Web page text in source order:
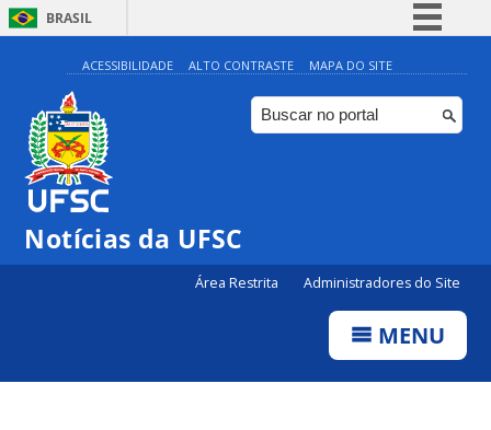
BRASIL
Simplifique!
Comunica BR
Participe
ACESSIBILIDADE ALTO CONTRASTE MAPA DO SITE
Notícias da UFSC
Área Restrita Administradores do Site
MENU